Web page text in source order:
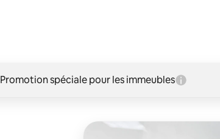
Promotion spéciale pour les immeubles